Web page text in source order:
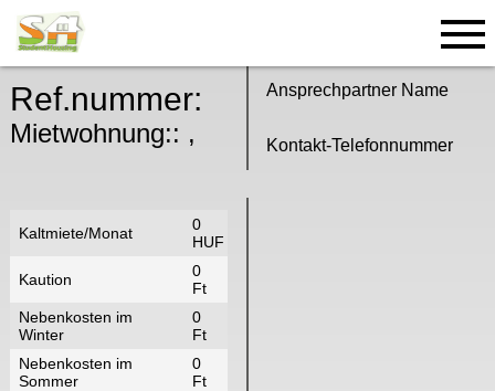
Ref.nummer:
Mietwohnung:: ,
Ansprechpartner Name
Kontakt-Telefonnummer
Kaltmiete/Monat
0
HUF
Kaution
0
Ft
Nebenkosten im
Winter
0
Ft
Nebenkosten im
Sommer
0
Ft